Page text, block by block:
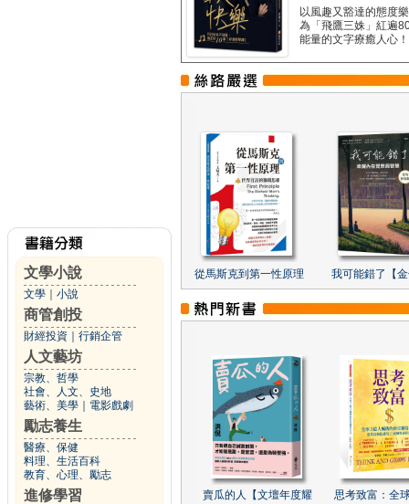
文學小說
文學 小說
商管創投
財經投資 行銷企管
人文藝坊
宗教、哲學
社會、人文、史地
藝術、美學
電影戲劇
勵志養生
醫療、保健
料理、生活百科
教育、心理、勵志
進修學習
以風趣又豁達的態度
為「飛鷹三姝」紅遍
能量的文字療癒人心
從馬斯克到第一性原理 我可能錯了【
賣瓜的人【文壇年度耀 思考致富：全